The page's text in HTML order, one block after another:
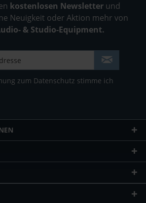
kostenlosen Newsletter und
Neuigkeit oder Aktion mehr von
& Studio-Equipment.
zum Datenschutz stimme ich